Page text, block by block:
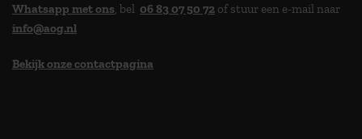
Whatsapp met ons, bel 06 83 07 50 72 of stuur een e-mail naar
info@aog.nl
Bekijk onze contactpagina